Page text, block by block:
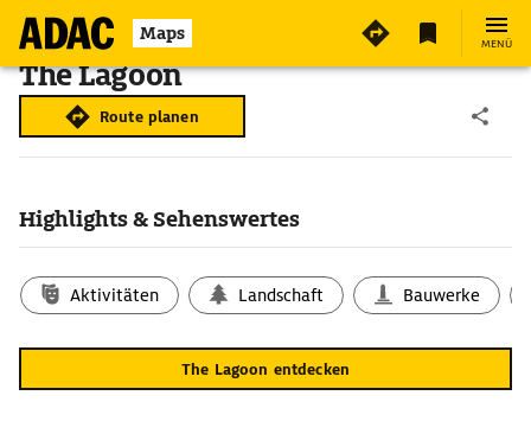
Maps MENÜ
The Lagoon
Route planen
Highlights & Sehenswertes
Aktivitäten Landschaft Bauwerke
The Lagoon entdecken